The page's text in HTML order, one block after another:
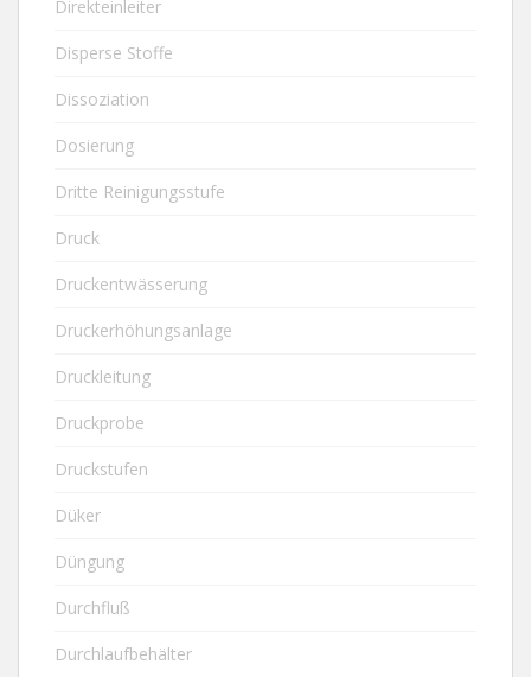
Direkteinleiter
Disperse Stoffe
Dissoziation
Dosierung
Dritte Reinigungsstufe
Druck
Druckentwässerung
Druckerhöhungsanlage
Druckleitung
Druckprobe
Druckstufen
Düker
Düngung
Durchfluß
Durchlaufbehälter